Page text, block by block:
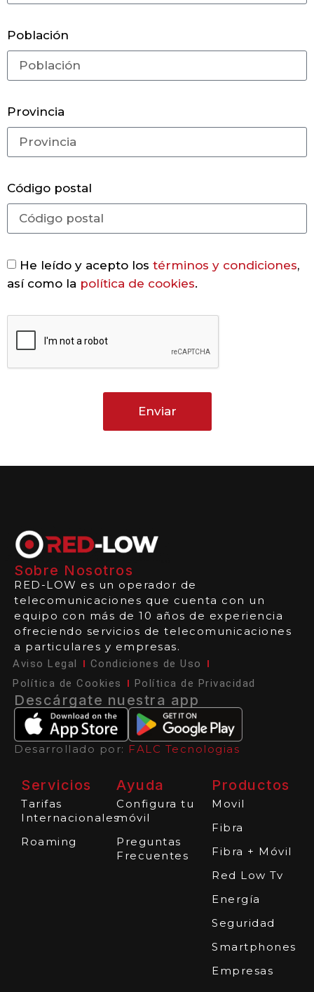
Población
Provincia
Código postal
He leído y acepto los términos y condiciones,
así como la política de cookies.
Enviar
Sobre Nosotros
RED-LOW es un operador de
telecomunicaciones que cuenta con un
equipo con más de 10 años de experiencia
ofreciendo servicios de telecomunicaciones
a particulares y empresas.
Aviso Legal
Condiciones de Uso
Política de Cookies
Política de Privacidad
Descárgate nuestra app
Desarrollado por: FALC Tecnologias
Servicios
Tarifas
Internacionales
Roaming
Ayuda
Configura tu
móvil
Preguntas
Frecuentes
Productos
Movil
Fibra
Fibra + Móvil
Red Low Tv
Energía
Seguridad
Smartphones
Empresas